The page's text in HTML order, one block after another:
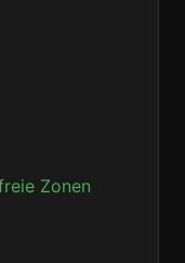
Zonen